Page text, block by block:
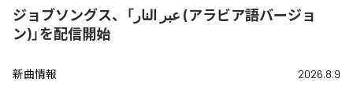
ジョブソングス、「عبر النار (アラビア語バージョ
ン)」を配信開始
新曲情報 2026.8.9